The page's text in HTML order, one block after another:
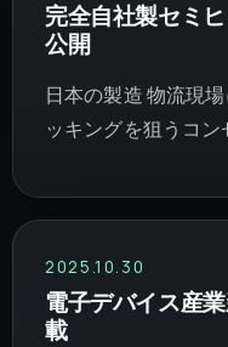
完全自社製セミ
公開
日本の製造 物流現
ッキングを狙うコ
2025.10.30
電子デバイス産
載